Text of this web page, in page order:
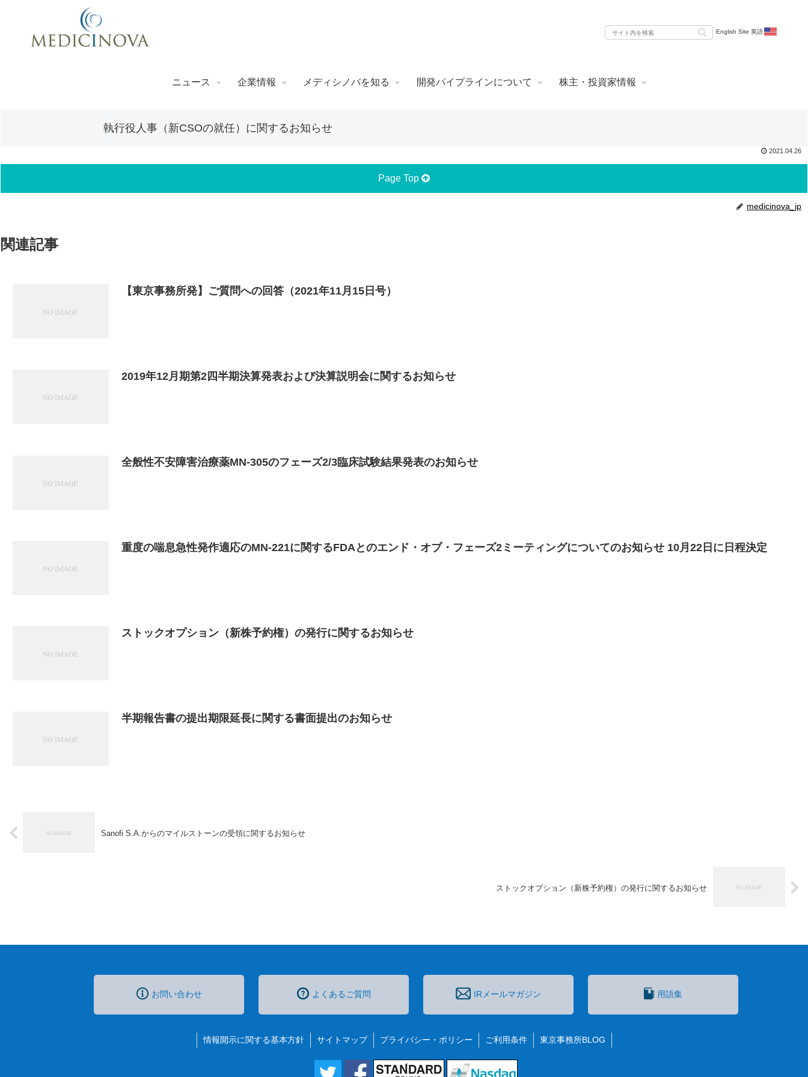
English Site 英語
ニュース 企業情報 メディシノバを知る 開発パイプラインについて 株主・投資家情報
執行役人事（新CSOの就任）に関するお知らせ
2021.04.26
Page Top
medicinova_jp
関連記事
【東京事務所発】ご質問への回答（2021年11月15日号）
2019年12月期第2四半期決算発表および決算説明会に関するお知らせ
全般性不安障害治療薬MN-305のフェーズ2/3臨床試験結果発表のお知らせ
重度の喘息急性発作適応のMN-221に関するFDAとのエンド・オブ・フェーズ2ミーティングについてのお知らせ 10月22日に日程決定
ストックオプション（新株予約権）の発行に関するお知らせ
半期報告書の提出期限延長に関する書面提出のお知らせ
Sanofi S.A.からのマイルストーンの受領に関するお知らせ
ストックオプション（新株予約権）の発行に関するお知らせ
お問い合わせ よくあるご質問 IRメールマガジン 用語集
情報開示に関する基本方針 サイトマップ プライバシー・ポリシー ご利用条件 東京事務所BLOG